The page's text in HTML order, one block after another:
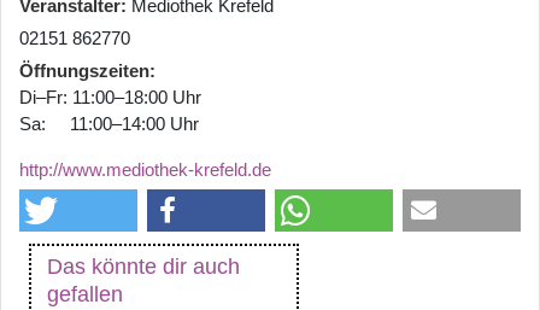
Veranstalter
Mediothek Krefeld
02151 862770
Öffnungszeiten
Di–Fr: 11:00–18:00 Uhr
Sa: 11:00–14:00 Uhr
http://www.mediothek-krefeld.de
Das könnte dir auch
gefallen